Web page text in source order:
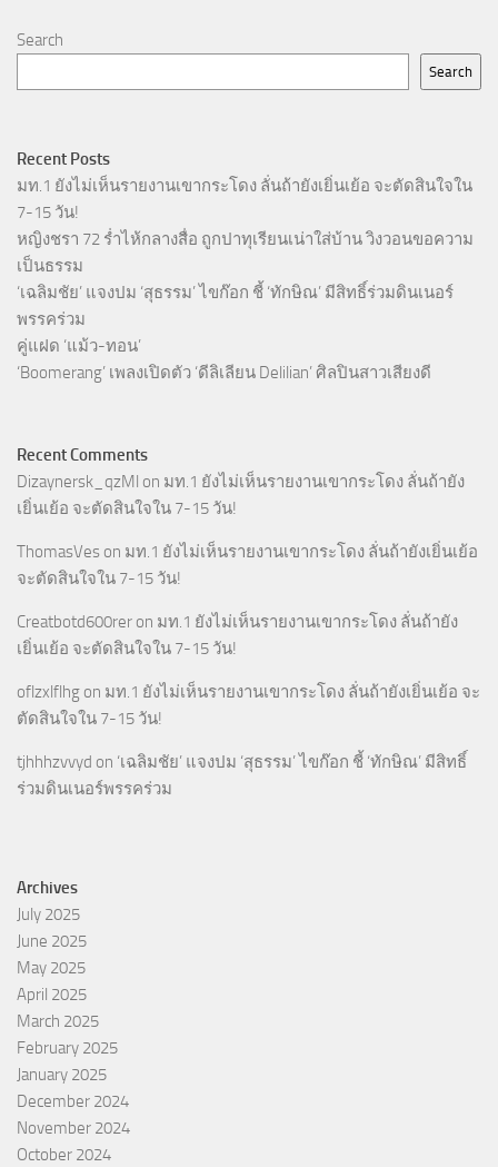
Search
Search
Recent Posts
มท.1 ยังไม่เห็นรายงานเขากระโดง ลั่นถ้ายังเยิ่นเย้อ จะตัดสินใจใน
7-15 วัน!
หญิงชรา 72 ร่ำไห้กลางสื่อ ถูกปาทุเรียนเน่าใส่บ้าน วิงวอนขอความ
เป็นธรรม
‘เฉลิมชัย’ แจงปม ‘สุธรรม’ ไขก๊อก ชี้ ‘ทักษิณ’ มีสิทธิ์ร่วมดินเนอร์
พรรคร่วม
คู่แฝด ‘แม้ว-ทอน’
‘Boomerang’ เพลงเปิดตัว ‘ดีลิเลียน Delilian’ ศิลปินสาวเสียงดี
Recent Comments
Dizaynersk_qzMl on มท.1 ยังไม่เห็นรายงานเขากระโดง ลั่นถ้ายัง
เยิ่นเย้อ จะตัดสินใจใน 7-15 วัน!
ThomasVes on มท.1 ยังไม่เห็นรายงานเขากระโดง ลั่นถ้ายังเยิ่นเย้อ
จะตัดสินใจใน 7-15 วัน!
Creatbotd600rer on มท.1 ยังไม่เห็นรายงานเขากระโดง ลั่นถ้ายัง
เยิ่นเย้อ จะตัดสินใจใน 7-15 วัน!
oflzxlflhg on มท.1 ยังไม่เห็นรายงานเขากระโดง ลั่นถ้ายังเยิ่นเย้อ จะ
ตัดสินใจใน 7-15 วัน!
tjhhhzvvyd on ‘เฉลิมชัย’ แจงปม ‘สุธรรม’ ไขก๊อก ชี้ ‘ทักษิณ’ มีสิทธิ์
ร่วมดินเนอร์พรรคร่วม
Archives
July 2025
June 2025
May 2025
April 2025
March 2025
February 2025
January 2025
December 2024
November 2024
October 2024